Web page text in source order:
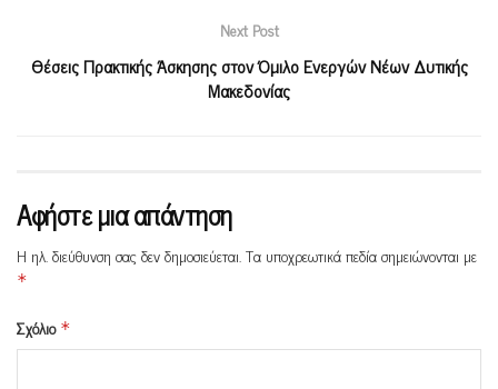
Next Post
Θέσεις Πρακτικής Άσκησης στον Όμιλο Ενεργών Νέων Δυτικής
Μακεδονίας
Αφήστε μια απάντηση
Η ηλ. διεύθυνση σας δεν δημοσιεύεται.Τα υποχρεωτικά πεδία σημειώνονται με
*
Σχόλιο *